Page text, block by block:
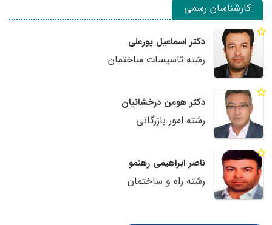
کارشناسان رسمی
دکتر اسماعیل پورعلی
رشته تاسیسات ساختمان
دکتر هومن درخشانیان
رشته امور بازرگانی
ناصر ابراهیمی رهنمو
رشته راه و ساختمان